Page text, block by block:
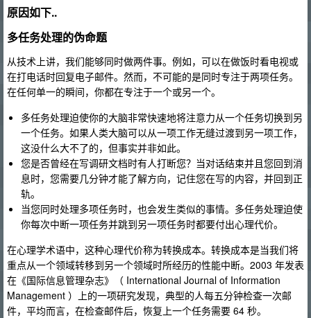
原因如下..
多任务处理的伪命题
从技术上讲，我们能够同时做两件事。例如，可以在做饭时看电视或
在打电话时回复电子邮件。然而，不可能的是同时专注于两项任务。
在任何单一的瞬间，你都在专注于一个或另一个。
多任务处理迫使你的大脑非常快速地将注意力从一个任务切换到另
一个任务。如果人类大脑可以从一项工作无缝过渡到另一项工作，
这没什么大不了的，但事实并非如此。
您是否曾经在写调研文档时有人打断您？当对话结束并且您回到消
息时，您需要几分钟才能了解方向，记住您在写的内容，并回到正
轨。
当您同时处理多项任务时，也会发生类似的事情。多任务处理迫使
你每次中断一项任务并跳到另一项任务时都要付出心理代价。
在心理学术语中，这种心理代价称为转换成本。转换成本是当我们将
重点从一个领域转移到另一个领域时所经历的性能中断。2003 年发表
在《国际信息管理杂志》（ International Journal of Information
Management ）上的一项研究发现，典型的人每五分钟检查一次邮
件，平均而言，在检查邮件后，恢复上一个任务需要 64 秒。